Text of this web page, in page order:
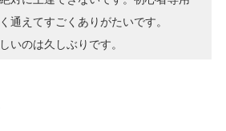
通えてすごくありがたいです。
いのは久しぶりです。